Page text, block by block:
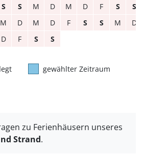
S S M D M D F S
S
M D M D F S S M
D
D F S S
gewählter Zeitraum
zu Ferienhäusern unseres
Strand.